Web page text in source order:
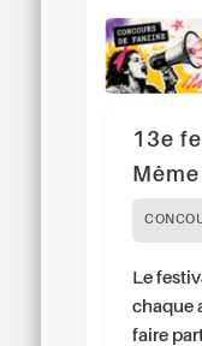
13e
Le
chaque
faire